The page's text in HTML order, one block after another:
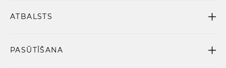
ATBALSTS
PASŪTĪŠANA